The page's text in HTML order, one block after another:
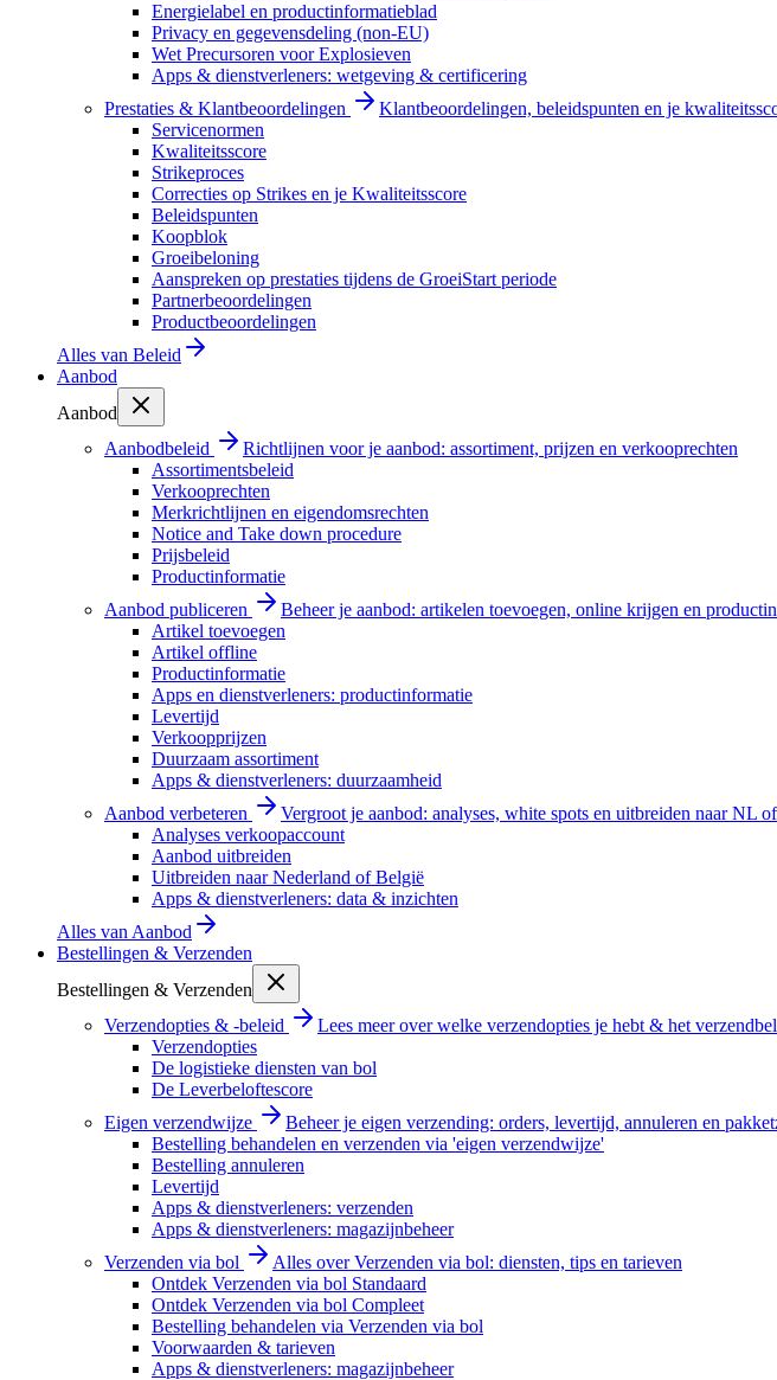
Energielabel en productinformatieblad
Privacy en gegevensdeling (non-EU)
Wet Precursoren voor Explosieven
Apps & dienstverleners: wetgeving & certificering
Prestaties & Klantbeoordelingen
Klantbeoordelingen, beleidspunten en je
Servicenormen
Kwaliteitsscore
Strikeproces
Correcties op Strikes en je Kwaliteitsscore
Beleidspunten
Koopblok
Groeibeloning
Aanspreken op prestaties tijdens de GroeiStart periode
Partnerbeoordelingen
Productbeoordelingen
Alles van Beleid
Aanbod
Aanbod
Aanbodbeleid
Richtlijnen voor je aanbod: assortiment, prijzen en verkooprechten
Assortimentsbeleid
Verkooprechten
Merkrichtlijnen en eigendomsrechten
Notice and Take down procedure
Prijsbeleid
Productinformatie
Aanbod publiceren
Beheer je aanbod: artikelen toevoegen, online krijgen en
Artikel toevoegen
Artikel offline
Productinformatie
Apps en dienstverleners: productinformatie
Levertijd
Verkoopprijzen
Duurzaam assortiment
Apps & dienstverleners: duurzaamheid
Aanbod verbeteren
Vergroot je aanbod: analyses, white spots en uitbreiden naar NL
Analyses verkoopaccount
Aanbod uitbreiden
Uitbreiden naar Nederland of België
Apps & dienstverleners: data & inzichten
Alles van Aanbod
Bestellingen & Verzenden
Bestellingen & Verzenden
Verzendopties & -beleid
Lees meer over welke verzendopties je hebt & het
Verzendopties
De logistieke diensten van bol
De Leverbeloftescore
Eigen verzendwijze
Beheer je eigen verzending: orders, levertijd, annuleren en
Bestelling behandelen en verzenden via 'eigen verzendwijze'
Bestelling annuleren
Levertijd
Apps & dienstverleners: verzenden
Apps & dienstverleners: magazijnbeheer
Verzenden via bol
Alles over Verzenden via bol: diensten, tips en tarieven
Ontdek Verzenden via bol Standaard
Ontdek Verzenden via bol Compleet
Bestelling behandelen via Verzenden via bol
Voorwaarden & tarieven
Apps & dienstverleners: magazijnbeheer